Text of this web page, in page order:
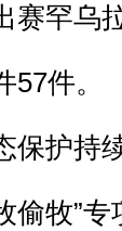
赛罕乌
件。
护持续
偷牧”